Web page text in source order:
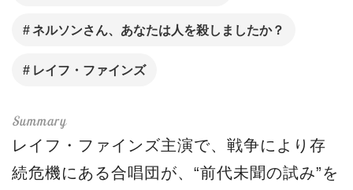
ネルソンさん、あなたは人を殺しましたか？
レイフ・ファインズ
レイフ・ファインズ主演で、戦争により存
続危機にある合唱団が、“前代未聞の試み”を